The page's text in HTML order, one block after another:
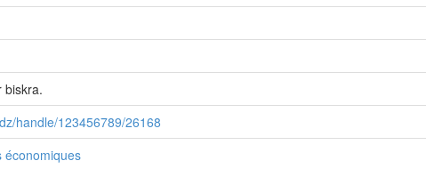
biskra.
handle/123456789/26168
économiques